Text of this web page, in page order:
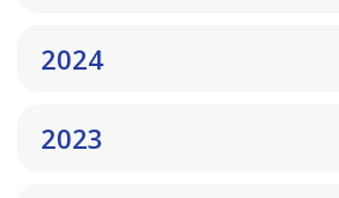
2024
2023